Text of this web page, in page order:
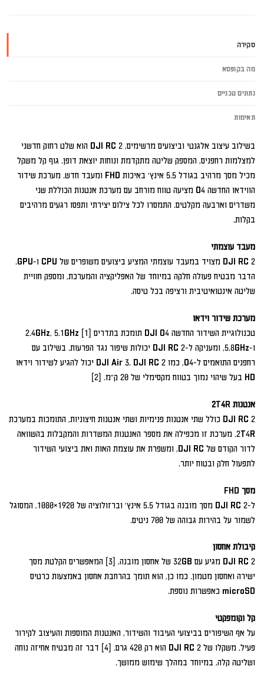
סקירה
מה בקופסא
נתונים טכניים
תאימות
בשילוב עיצוב אלגנטי וביצועים מרשימים, DJI RC 2 הוא שלט רחוק חדשני
למצלמות רחפנים, המספק שליטה מתקדמת ונוחות יוצאת דופן. גוף קל משקל
מכיל מסך מרהיב בגודל 5.5 אינץ' באיכות FHD ומעבד חדש. מערכת שידור
הווידאו החדשה O4 מציעה טווח מורחב עם מערכת אנטנות הכוללת שני
משדרים וארבעה מקלטים. התמסרו לכל צילום יצירתי ותפסו רגעים מרהיבים
בקלות.
מעבד עוצמתי
DJI RC 2 מצויד במעבד עוצמתי המציע ביצועים משופרים של CPU ו-GPU.
הדבר מבטיח פעולה חלקה במיוחד של האפליקציה והמערכת, ומספק חוויית
שליטה אינטואיטיבית ורציפה בכל טיסה.
מערכת שידור וידאו
טכנולוגיית השידור החדשה DJI O4 תומכת בתדרים 2.4GHz, 5.1GHz [1]
ו-5.8GHz, ומעניקה ל-DJI RC 2 יכולות שיפור נגד הפרעות. בשילוב עם
רחפנים התואמים ל-O4, כמו DJI Air 3, DJI RC 2 יכול להגיע לשידור וידאו
HD בעל שיהוי נמוך בטווח מקסימלי של 20 ק"מ. [2]
אנטנות 2T4R
DJI RC 2 כולל שתי אנטנות פנימיות ושתי אנטנות חיצוניות, התומכות במערכת
2T4R. מערכת זו מכפילה את מספר האנטנות המשדרות והמקבלות בהשוואה
לדור הקודם של DJI RC, ומשפרת את עוצמת האות ואת ביצועי השידור
לתפעול חלק ובטוח יותר.
מסך FHD
ל-DJI RC 2 מסך מובנה בגודל 5.5 אינץ' וברזולוציה של 1920×1080, המסוגל
לשמור על בהירות גבוהה של 700 ניטים.
קיבולת אחסון
DJI RC 2 מגיע עם 32GB של אחסון מובנה, [3] המאפשרים הקלטת מסך
ישירה ואחסון מטמון. כמו כן, הוא תומך בהרחבת אחסון באמצעות כרטיס
microSD כאפשרות נוספת.
קל וקומפקטי
על אף השיפורים בביצועי העיבוד והשידור, האנטנות המוספות והעיצוב לקירור
פעיל, משקלו של DJI RC 2 הוא רק 420 גרם. [4] דבר זה מבטיח אחיזה נוחה
ושליטה קלה, במיוחד במהלך שימוש ממושך.